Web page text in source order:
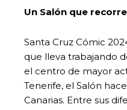
Un Salón que
Santa Cruz Cómic
que lleva trabajando
el centro de mayor
Tenerife, el Salón
Canarias. Entre sus